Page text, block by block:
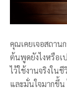
คุณเคยเจอสถาน
ต้นพูดยังไงหรือเ
ไว้ใช้งานจริงใน
และมั่นใจมากขึ้น